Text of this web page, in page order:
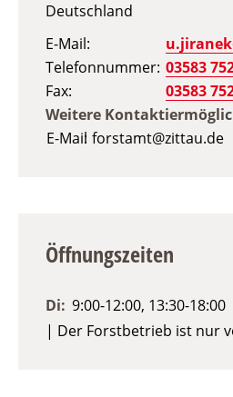
Deutschland
E-Mail
Telefonnummer 03583
Fax
03583
Weitere
E-Mail forstamt@zittau.de
Öffnungszeiten
Di: 9:00-12:00, 13:30-18:00
| Der Forstbetrieb ist nur